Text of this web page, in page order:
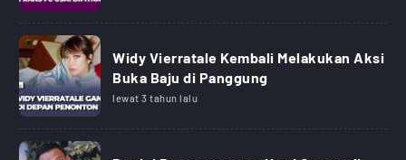
Widy Vierratale Kembali Melakukan Aksi
Buka Baju di Panggung
lewat 3 tahun lalu